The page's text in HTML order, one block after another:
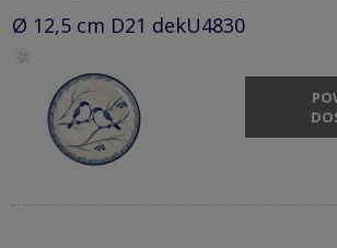
Ø 12,5 cm D21 dekU4830